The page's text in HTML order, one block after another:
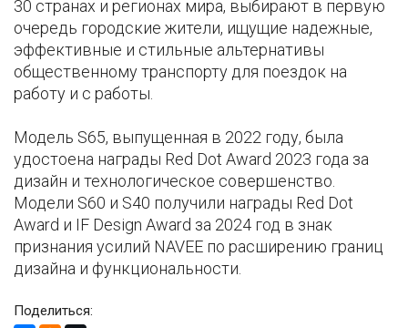
30 странах и регионах мира, выбирают в первую
очередь городские жители, ищущие надежные,
эффективные и стильные альтернативы
общественному транспорту для поездок на
работу и с работы.
Модель S65, выпущенная в 2022 году, была
удостоена награды Red Dot Award 2023 года за
дизайн и технологическое совершенство.
Модели S60 и S40 получили награды Red Dot
Award и IF Design Award за 2024 год в знак
признания усилий NAVEE по расширению границ
дизайна и функциональности.
Поделиться: